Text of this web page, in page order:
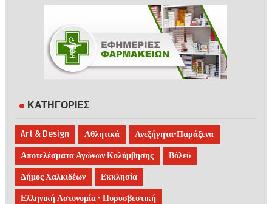
ΚΑΤΗΓΟΡΙΕΣ
Art & Design Αθλητικά Ανεξήγητα-Παράξενα
Αποτελέσματα Αγώνων Κολύμβησης Βόλεϋ
Δήμος Χαλκιδέων Εκκλησία
Ελληνική Αστυνομία - Πυροσβεστική